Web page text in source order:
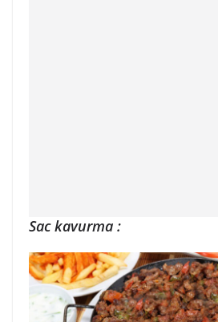
Sac kavurma :